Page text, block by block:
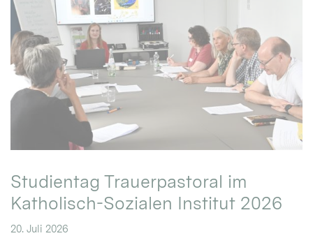
Studientag Trauerpastoral im
Katholisch-Sozialen Institut 2026
20. Juli 2026